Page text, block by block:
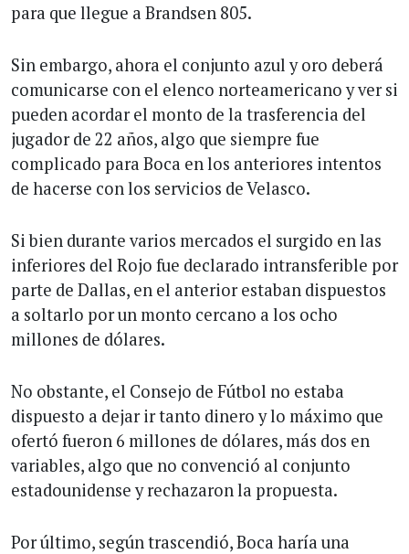
para que llegue a Brandsen 805.
Sin embargo, ahora el conjunto azul y oro deberá
comunicarse con el elenco norteamericano y ver si
pueden acordar el monto de la trasferencia del
jugador de 22 años, algo que siempre fue
complicado para Boca en los anteriores intentos
de hacerse con los servicios de Velasco.
Si bien durante varios mercados el surgido en las
inferiores del Rojo fue declarado intransferible por
parte de Dallas, en el anterior estaban dispuestos
a soltarlo por un monto cercano a los ocho
millones de dólares.
No obstante, el Consejo de Fútbol no estaba
dispuesto a dejar ir tanto dinero y lo máximo que
ofertó fueron 6 millones de dólares, más dos en
variables, algo que no convenció al conjunto
estadounidense y rechazaron la propuesta.
Por último, según trascendió, Boca haría una